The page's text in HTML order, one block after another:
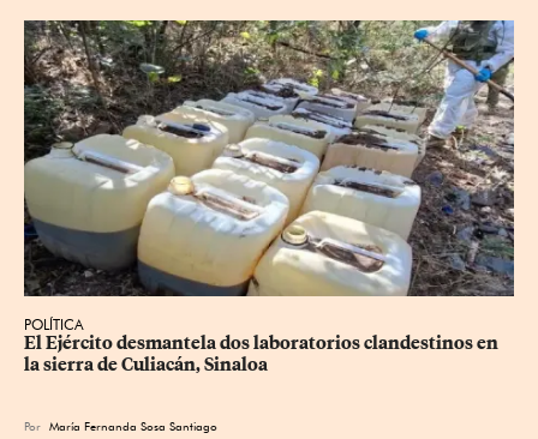
POLÍTICA
El Ejército desmantela dos laboratorios clandestinos en
la sierra de Culiacán, Sinaloa
Por María Fernanda Sosa Santiago